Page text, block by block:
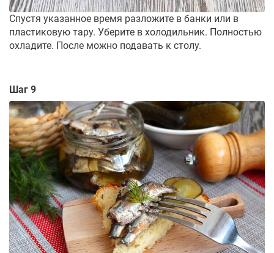
Спустя указанное время разложите в банки или в
пластиковую тару. Уберите в холодильник. Полностью
охладите. После можно подавать к столу.
Шаг 9